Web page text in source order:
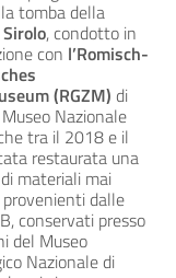
tomba della
, condotto in
con l’Romisch-
(RGZM) di
Nazionale
tra il 2018 e il
restaurata una
materiali mai
dalle
conservati presso
del Museo
Nazionale di